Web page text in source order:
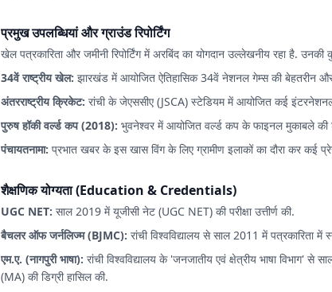
प्रमुख उपलब्धियां और ग्राउंड रिपोर्टिंग
खेल पत्रकारिता और जमीनी रिपोर्टिंग में अरबिंद का योगदान उल्लेखनीय रहा है.
34वें राष्ट्रीय खेल: झारखंड में आयोजित ऐतिहासिक 34वें नेशनल गेम्स की बेहतरीन और
अंतरराष्ट्रीय क्रिकेट: रांची के जेएससीए (JSCA) स्टेडियम में आयोजित कई
पुरुष हॉकी वर्ल्ड कप (2018): भुवनेश्वर में आयोजित वर्ल्ड कप के फाइनल मुकाबले की
पंचायतनामा: प्रभात खबर के इस खास विंग के लिए ग्रामीण इलाकों का दौरा कर कई
शैक्षणिक योग्यता (Education & Credentials)
UGC NET: साल 2019 में यूजीसी नेट (UGC NET) की परीक्षा उत्तीर्ण की.
बैचलर ऑफ जर्नलिज्म (BJMC): रांची विश्वविद्यालय से साल 2011 में पत्रकारिता में
एम.ए. (नागपुरी भाषा): रांची विश्वविद्यालय के 'जनजातीय एवं क्षेत्रीय भाषा विभाग' से
(MA) की डिग्री हासिल की.